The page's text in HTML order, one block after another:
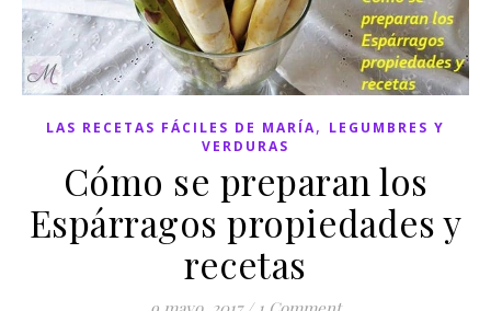
LAS RECETAS FÁCILES DE MARÍA, LEGUMBRES Y
VERDURAS
Cómo se preparan los
Espárragos propiedades y
recetas